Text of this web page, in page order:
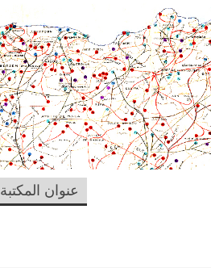
Nous trouver عنوان المكتبة